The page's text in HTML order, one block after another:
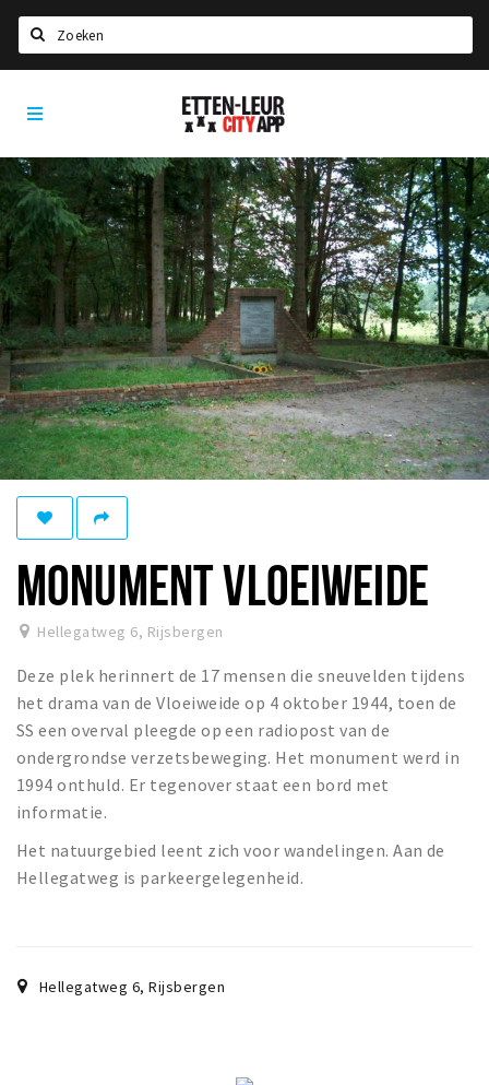
Home
Agenda
Deals
Party pics
Nieuws, interviews & blogs
Eten
Drinken
Slapen
Recreatief
Winkels
Winkelgebieden
Bezienswaardigheden
Musea, theaters & podia
Uitjes & activiteiten
Toeristische routes
Natuurgebieden
Baroniepoorten
Sport
Andere City Apps
Etten-
Leur
App
MONUMENT VLOEIWEIDE
Hellegatweg 6, Rijsbergen
Deze plek herinnert de 17 mensen die sneuvelden tijdens
het drama van de Vloeiweide op 4 oktober 1944, toen de
SS een overval pleegde op een radiopost van de
ondergrondse verzetsbeweging. Het monument werd in
1994 onthuld. Er tegenover staat een bord met
informatie.
Het natuurgebied leent zich voor wandelingen. Aan de
Hellegatweg is parkeergelegenheid.
Hellegatweg 6,Rijsbergen